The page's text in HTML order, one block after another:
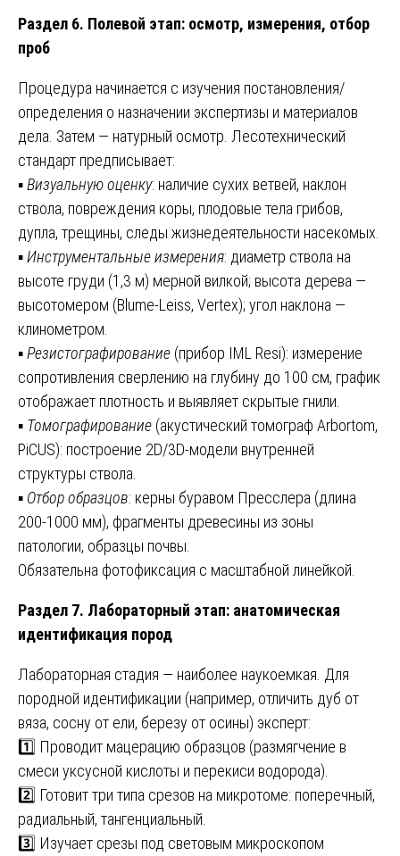
Раздел 6. Полевой этап: осмотр, измерения, отбор
проб
Процедура начинается с изучения постановления/
определения о назначении экспертизы и материалов
дела. Затем — натурный осмотр. Лесотехнический
стандарт предписывает:
▪️Визуальную оценку: наличие сухих ветвей, наклон
ствола, повреждения коры, плодовые тела грибов,
дупла, трещины, следы жизнедеятельности насекомых.
▪️Инструментальные измерения: диаметр ствола на
высоте груди (1,3 м) мерной вилкой; высота дерева —
высотомером (Blume-Leiss, Vertex); угол наклона —
клинометром.
▪️Резистографирование (прибор IML Resi): измерение
сопротивления сверлению на глубину до 100 см, график
отображает плотность и выявляет скрытые гнили.
▪️ Томографирование (акустический томограф Arbortom,
PiCUS): построение 2D/3D-модели внутренней
структуры ствола.
▪️ Отбор образцов: керны буравом Пресслера (длина
200-1000 мм), фрагменты древесины из зоны
патологии, образцы почвы.
Обязательна фотофиксация с масштабной линейкой.
Раздел 7. Лабораторный этап: анатомическая
идентификация пород
Лабораторная стадия — наиболее наукоемкая. Для
породной идентификации (например, отличить дуб от
вяза, сосну от ели, березу от осины) эксперт:
1️⃣ Проводит мацерацию образцов (размягчение в
смеси уксусной кислоты и перекиси водорода).
2️⃣ Готовит три типа срезов на микротоме: поперечный,
радиальный, тангенциальный.
3️⃣ Изучает срезы под световым микроскопом